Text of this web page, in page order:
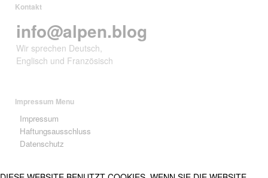
Kontakt
info@alpen.blog
Wir sprechen Deutsch,
Englisch und Französisch
Impressum Menu
Impressum
Haftungsausschluss
Datenschutz